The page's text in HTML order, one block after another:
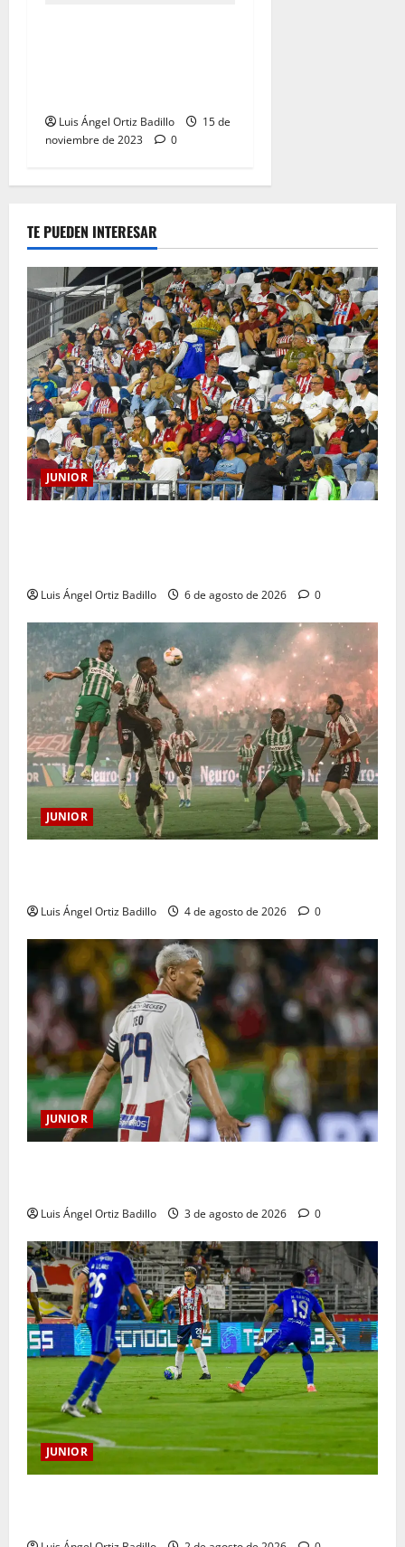
Luis Ángel Ortiz Badillo
15 de
noviembre de 2023
0
TE PUEDEN INTERESAR
JUNIOR
Luis Ángel Ortiz Badillo 6 de agosto de 2026 0
JUNIOR
Luis Ángel Ortiz Badillo 4 de agosto de 2026 0
JUNIOR
Luis Ángel Ortiz Badillo 3 de agosto de 2026 0
JUNIOR